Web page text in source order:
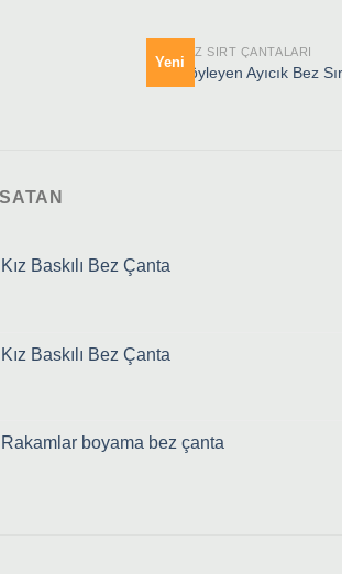
Yeni
HAM BEZ SIRT ÇANTALARI
Rap Söyleyen Ayıcık Bez
Kız Baskılı Bez Çanta
Kız Baskılı Bez Çanta
Rakamlar boyama bez çanta